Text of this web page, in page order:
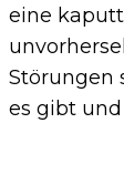
eine
Störungen
es gibt